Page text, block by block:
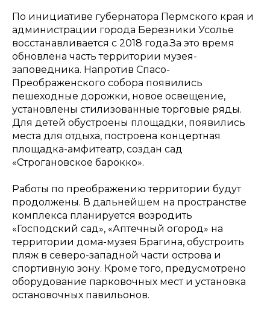
По инициативе губернатора Пермского края и
администрации города Березники Усолье
восстанавливается с 2018 года.За это время
обновлена часть территории музея-
заповедника. Напротив Спасо-
Преображенского собора появились
пешеходные дорожки, новое освещение,
установлены стилизованные торговые ряды.
Для детей обустроены площадки, появились
места для отдыха, построена концертная
площадка-амфитеатр, создан сад
«Строгановское барокко».
Работы по преображению территории будут
продолжены. В дальнейшем на пространстве
комплекса планируется возродить
«Господский сад», «Аптечный огород» на
территории дома-музея Брагина, обустроить
пляж в северо-западной части острова и
спортивную зону. Кроме того, предусмотрено
оборудование парковочных мест и установка
остановочных павильонов.